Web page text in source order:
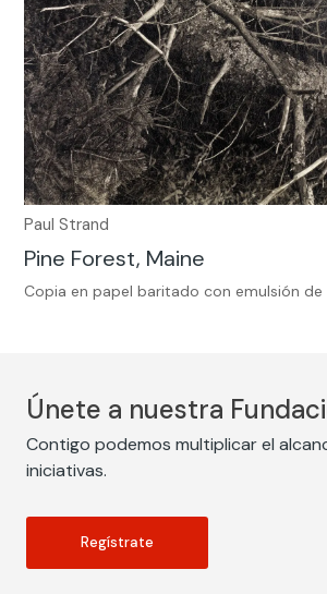
Paul Strand
Pine Forest, Maine
Copia en papel baritado con emulsión
Únete a nuestra
Contigo podemos multiplicar el
iniciativas.
Regístrate